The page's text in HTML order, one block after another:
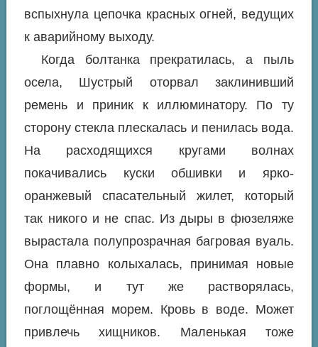
вспыхнула цепочка красных огней, ведущих
к аварийному выходу.
Когда болтанка прекратилась, а пыль
осела, Шустрый оторвал заклинивший
ремень и приник к иллюминатору. По ту
сторону стекла плескалась и пенилась вода.
На расходящихся кругами волнах
покачивались куски обшивки и ярко-
оранжевый спасательный жилет, который
так никого и не спас. Из дыры в фюзеляже
вырастала полупрозрачная багровая вуаль.
Она плавно колыхалась, принимая новые
формы, и тут же растворялась,
поглощённая морем. Кровь в воде. Может
привлечь хищников. Маленькая тоже